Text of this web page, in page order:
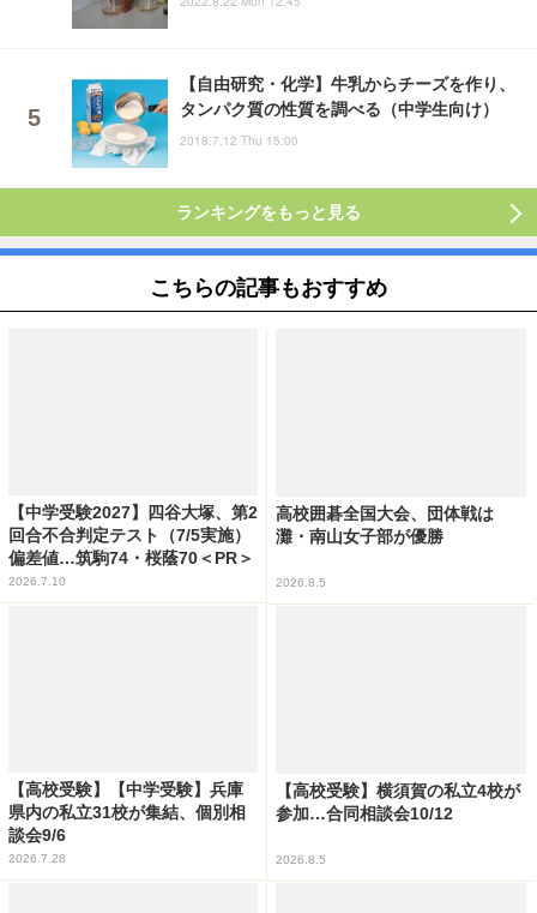
【自由研究・化学】牛乳からチーズを作り、
タンパク質の性質を調べる（中学生向け）
2018.7.12 Thu 15:00
ランキングをもっと見る
こちらの記事もおすすめ
【中学受験2027】四谷大塚、第2
回合不合判定テスト（7/5実施）
偏差値…筑駒74・桜蔭70＜PR＞
2026.7.10
高校囲碁全国大会、団体戦は
灘・南山女子部が優勝
2026.8.5
【高校受験】【中学受験】兵庫
県内の私立31校が集結、個別相
談会9/6
2026.7.28
【高校受験】横須賀の私立4校が
参加…合同相談会10/12
2026.8.5